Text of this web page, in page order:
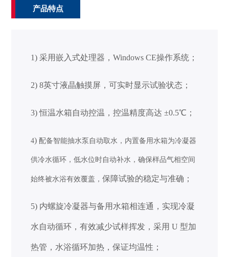
产品特点
1)采用嵌入式处理器，Windows CE操作系统；
2) 8英寸液晶触摸屏，可实时显示试验状态；
3)恒温水箱自动控温，控温精度高达 ±0.5℃ ；
4)配备智能抽水泵自动取水，内置备用水箱为冷凝器
供冷水循环，低水位时自动补水，确保样品气相空间
始终被水浴有效覆盖，保障试验的稳定与准确；
5) 内螺旋冷凝器与备用水箱相连通，实现冷凝
水自动循环，有效减少试样挥发，采用 U 型加
热管，水浴循环加热，保证均温性 ；